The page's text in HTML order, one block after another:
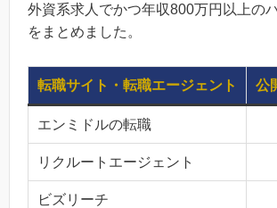
外資系求人でかつ年収800万円以上の
をまとめました。
転職サイト・転職エージェント 公
エンミドルの転職
リクルートエージェント
ビズリーチ